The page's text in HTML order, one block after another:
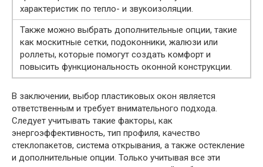
характеристик по тепло- и звукоизоляции.
Также можно выбрать дополнительные опции, такие
как москитные сетки, подоконники, жалюзи или
роллеты, которые помогут создать комфорт и
повысить функциональность оконной конструкции.
В заключении, выбор пластиковых окон является
ответственным и требует внимательного подхода.
Следует учитывать такие факторы, как
энергоэффективность, тип профиля, качество
стеклопакетов, система открывания, а также остекление
и дополнительные опции. Только учитывая все эти